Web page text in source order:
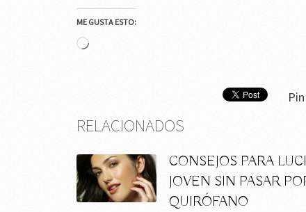
ME GUSTA ESTO:
Cargando...
RELACIONADOS
CONSEJOS PARA
JOVEN SIN PASAR
QUIRÓFANO